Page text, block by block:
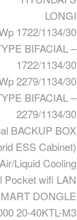
LONGI
1722/1134/30
BIFACIAL –
1722/1134/30
2279/1134/30
BIFACIAL –
2279/1134/30
BACKUP BOX
ESS Cabinet)
Liquid Cooling
Pocket wifi LAN
DONGLE
20-40KTL-M3